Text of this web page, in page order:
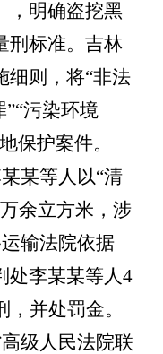
，明确盗挖黑
刑标准。吉林
细则，将“非法
污染环境
保护案件。
某等人以“清
余立方米，涉
输法院依据
处李某某等人4
并处罚金。
级人民法院联